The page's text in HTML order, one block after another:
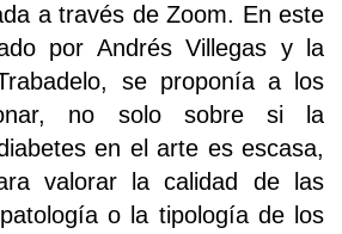
a través de Zoom. En este
por Andrés Villegas y la
se proponía a los
no solo sobre si la
en el arte es escasa,
valorar la calidad de las
o la tipología de los